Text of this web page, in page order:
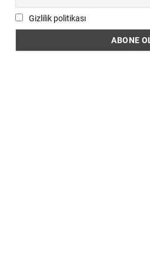
Gizlilik politikası